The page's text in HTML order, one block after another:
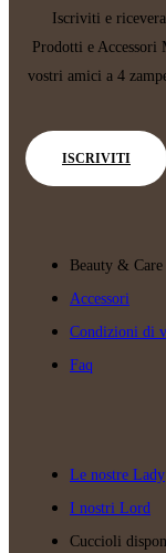
Iscriviti e
Prodotti e Accessori
vostri amici a 4
ISCRIVITI
Beauty & Care
Accessori
Condizioni di
Faq
Le nostre Lady
I nostri Lord
Cuccioli